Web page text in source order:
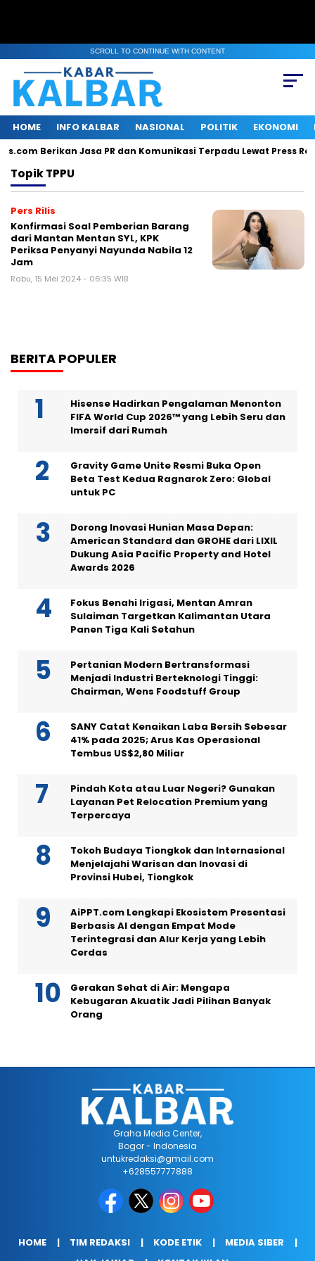
SCROLL TO CONTINUE WITH CONTENT
HOME INFO KALBAR NASIONAL POLITIK EKONOMI
Berikan Jasa PR dan Komunikasi Terpadu Lewat Press
TopikTPPU
Pers Rilis
Konfirmasi Soal Pemberian Barang
dari Mantan Mentan SYL, KPK
Periksa Penyanyi Nayunda Nabila 12
Jam
Rabu, 15 Mei 2024 - 06:35 WIB
BERITA POPULER
Hisense Hadirkan Pengalaman Menonton
FIFA World Cup 2026™ yang Lebih Seru dan
Imersif dari Rumah
Gravity Game Unite Resmi Buka Open
Beta Test Kedua Ragnarok Zero: Global
untuk PC
Dorong Inovasi Hunian Masa Depan:
American Standard dan GROHE dari LIXIL
Dukung Asia Pacific Property and Hotel
Awards 2026
Fokus Benahi Irigasi, Mentan Amran
Sulaiman Targetkan Kalimantan Utara
Panen Tiga Kali Setahun
Pertanian Modern Bertransformasi
Menjadi Industri Berteknologi Tinggi:
Chairman, Wens Foodstuff Group
SANY Catat Kenaikan Laba Bersih Sebesar
41% pada 2025; Arus Kas Operasional
Tembus US$2,80 Miliar
Pindah Kota atau Luar Negeri? Gunakan
Layanan Pet Relocation Premium yang
Terpercaya
Tokoh Budaya Tiongkok dan Internasional
Menjelajahi Warisan dan Inovasi di
Provinsi Hubei, Tiongkok
AiPPT.com Lengkapi Ekosistem Presentasi
Berbasis AI dengan Empat Mode
Terintegrasi dan Alur Kerja yang Lebih
Cerdas
Gerakan Sehat di Air: Mengapa
Kebugaran Akuatik Jadi Pilihan Banyak
Orang
Graha Media Center,
Bogor - Indonesia
untukredaksi@gmail.com
+628557777888
HOME TIM REDAKSI KODE ETIK
MEDIA SIBER